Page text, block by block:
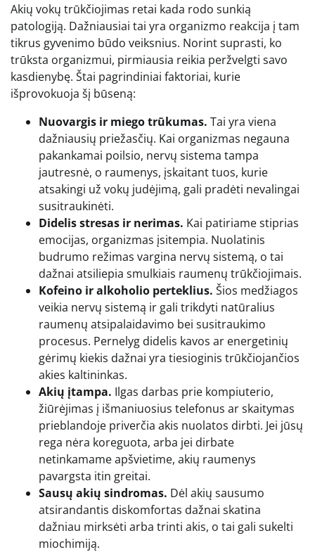
Akių vokų trūkčiojimas retai kada rodo sunkią
patologiją. Dažniausiai tai yra organizmo reakcija į tam
tikrus gyvenimo būdo veiksnius. Norint suprasti, ko
trūksta organizmui, pirmiausia reikia peržvelgti savo
kasdienybę. Štai pagrindiniai faktoriai, kurie
išprovokuoja šį būseną:
Nuovargis ir miego trūkumas. Tai yra viena
dažniausių priežasčių. Kai organizmas negauna
pakankamai poilsio, nervų sistema tampa
jautresnė, o raumenys, įskaitant tuos, kurie
atsakingi už vokų judėjimą, gali pradėti nevalingai
susitraukinėti.
Didelis stresas ir nerimas. Kai patiriame stiprias
emocijas, organizmas įsitempia. Nuolatinis
budrumo režimas vargina nervų sistemą, o tai
dažnai atsiliepia smulkiais raumenų trūkčiojimais.
Kofeino ir alkoholio perteklius. Šios medžiagos
veikia nervų sistemą ir gali trikdyti natūralius
raumenų atsipalaidavimo bei susitraukimo
procesus. Pernelyg didelis kavos ar energetinių
gėrimų kiekis dažnai yra tiesioginis trūkčiojančios
akies kaltininkas.
Akių įtampa. Ilgas darbas prie kompiuterio,
žiūrėjimas į išmaniuosius telefonus ar skaitymas
prieblandoje priverčia akis nuolatos dirbti. Jei jūsų
rega nėra koreguota, arba jei dirbate
netinkamame apšvietime, akių raumenys
pavargsta itin greitai.
Sausų akių sindromas. Dėl akių sausumo
atsirandantis diskomfortas dažnai skatina
dažniau mirksėti arba trinti akis, o tai gali sukelti
miochimiją.